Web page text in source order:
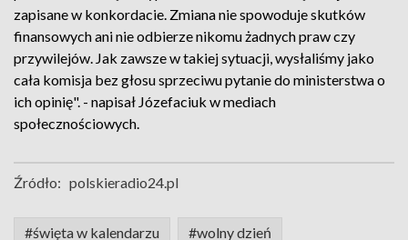
zapisane w konkordacie. Zmiana nie spowoduje skutków
finansowych ani nie odbierze nikomu żadnych praw czy
przywilejów. Jak zawsze w takiej sytuacji, wysłaliśmy jako
cała komisja bez głosu sprzeciwu pytanie do ministerstwa o
ich opinię". - napisał Józefaciuk w mediach
społecznościowych.
Źródło: polskieradio24.pl
#święta w kalendarzu #wolny dzień